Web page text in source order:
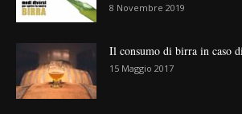
8 Novembre 2019
Il consumo di birra in caso
15 Maggio 2017